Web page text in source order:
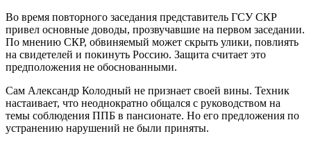
Во время повторного заседания представитель ГСУ СКР
привел основные доводы, прозвучавшие на первом заседании.
По мнению СКР, обвиняемый может скрыть улики, повлиять
на свидетелей и покинуть Россию. Защита считает это
предположения не обоснованными.
Сам Александр Колодный не признает своей вины. Техник
настаивает, что неоднократно общался с руководством на
темы соблюдения ППБ в пансионате. Но его предложения по
устранению нарушений не были приняты.